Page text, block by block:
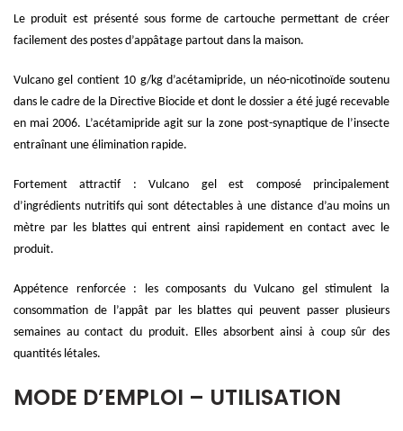
Le produit est présenté sous forme de cartouche permettant de créer
facilement des postes d’appâtage partout dans la maison.
Vulcano gel contient 10 g/kg d’acétamipride, un néo-nicotinoïde soutenu
dans le cadre de la Directive Biocide et dont le dossier a été jugé recevable
en mai 2006. L’acétamipride agit sur la zone post-synaptique de l’insecte
entraînant une élimination rapide.
Fortement attractif : Vulcano gel est composé principalement
d’ingrédients nutritifs qui sont détectables à une distance d’au moins un
mètre par les blattes qui entrent ainsi rapidement en contact avec le
produit.
Appétence renforcée : les composants du Vulcano gel stimulent la
consommation de l’appât par les blattes qui peuvent passer plusieurs
semaines au contact du produit. Elles absorbent ainsi à coup sûr des
quantités létales.
MODE D’EMPLOI – UTILISATION